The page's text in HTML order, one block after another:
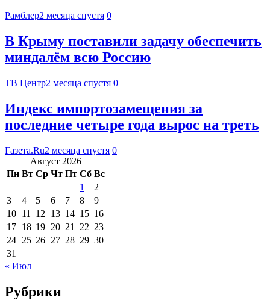
Рамблер2 месяца спустя 0
В Крыму поставили задачу обеспечить
миндалём всю Россию
ТВ Центр2 месяца спустя 0
Индекс импортозамещения за
последние четыре года вырос на треть
Газета.Ru2 месяца спустя 0
Август 2026
Пн Вт Ср Чт Пт Сб Вс
1
2
3
4 5 6 7 8
9
10 11 12 13 14 15 16
17 18 19 20 21 22 23
24 25 26 27 28 29 30
31
« Июл
Рубрики